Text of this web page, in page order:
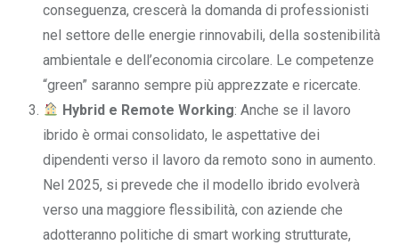
conseguenza, crescerà la domanda di professionisti
nel settore delle energie rinnovabili, della sostenibilità
ambientale e dell’economia circolare. Le competenze
“green” saranno sempre più apprezzate e ricercate.
Hybrid e Remote Working: Anche se il lavoro
ibrido è ormai consolidato, le aspettative dei
dipendenti verso il lavoro da remoto sono in aumento.
Nel 2025, si prevede che il modello ibrido evolverà
verso una maggiore flessibilità, con aziende che
adotteranno politiche di smart working strutturate,